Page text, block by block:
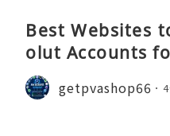
Best Websites
olut Accounts
getpvashop66